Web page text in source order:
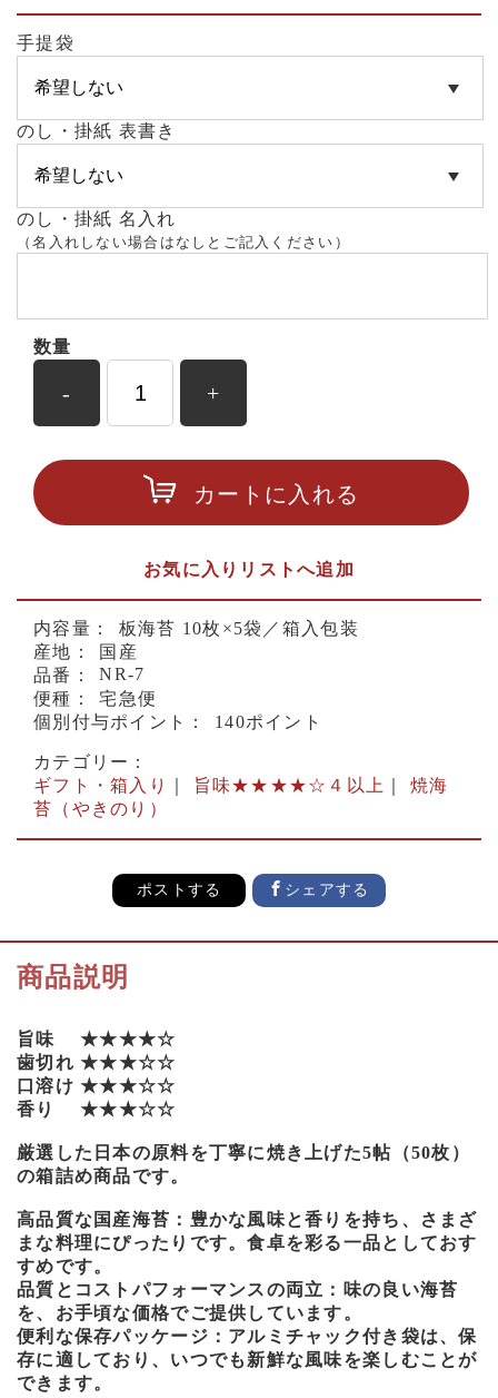
手提袋
のし・掛紙 表書き
のし・掛紙 名入れ
（名入れしない場合はなしとご記入ください）
数量
- +
カートに入れる
お気に入りリストへ追加
内容量：
板海苔 10枚×5袋／箱入包装
産地：
国産
品番：
NR-7
便種：
宅急便
個別付与ポイント：
140ポイント
カテゴリー：
ギフト・箱入り
旨味★★★★☆４以上
焼海
苔（やきのり）
ポストする シェアする
商品説明
旨味 ★★★★☆
歯切れ ★★★☆☆
口溶け ★★★☆☆
香り ★★★☆☆
厳選した日本の原料を丁寧に焼き上げた5帖（50枚）
の箱詰め商品です。
高品質な国産海苔：豊かな風味と香りを持ち、さまざ
まな料理にぴったりです。食卓を彩る一品としておす
すめです。
品質とコストパフォーマンスの両立：味の良い海苔
を、お手頃な価格でご提供しています。
便利な保存パッケージ：アルミチャック付き袋は、保
存に適しており、いつでも新鮮な風味を楽しむことが
できます。